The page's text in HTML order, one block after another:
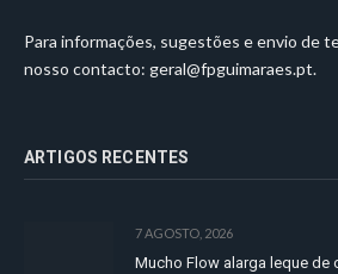
Para informações, sugestões e envio de
nosso contacto: geral@fpguimaraes.pt.
ARTIGOS RECENTES
7 AGOSTO, 2026
Mucho Flow alarga leque de